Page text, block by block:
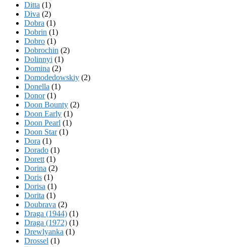
Ditta (1)
Diva (2)
Dobra (1)
Dobrin (1)
Dobro (1)
Dobrochin (2)
Dolinnyi (1)
Domina (2)
Domodedowskiy (2)
Donella (1)
Donor(1)
Doon Bounty (2)
Doon Early (1)
Doon Pearl (1)
Doon Star(1)
Dora (1)
Dorado (1)
Dorett (1)
Dorina (2)
Doris (1)
Dorisa (1)
Dorita (1)
Doubrava (2)
Draga (1944) (1)
Draga (1972) (1)
Drewlyanka (1)
Drossel (1)